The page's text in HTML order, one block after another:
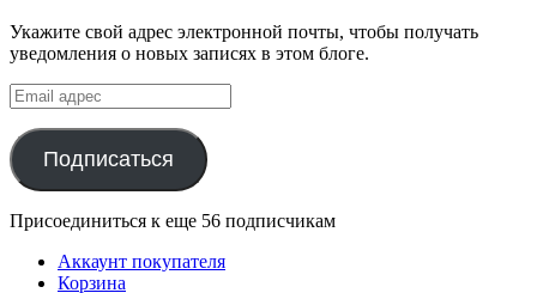
Укажите свой адрес электронной почты, чтобы получать
уведомления о новых записях в этом блоге.
Email
адрес
Подписаться
Присоединиться к еще 56 подписчикам
Аккаунт покупателя
Корзина